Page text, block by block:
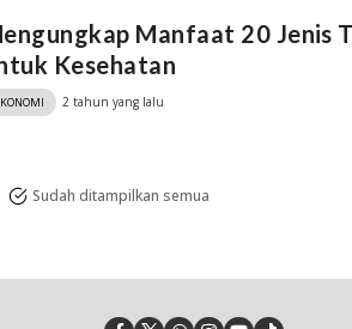
Manfaat 20 Jenis
Kesehatan
2 tahun yang lalu
Sudah ditampilkan semua